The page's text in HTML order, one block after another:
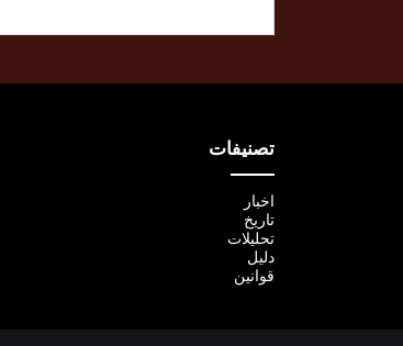
تصنيفات
اخبار
تاريخ
تحليلات
دليل
قوانين